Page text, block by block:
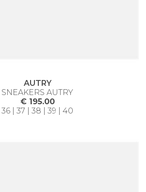
AUTRY
SNEAKERS AUTRY
€ 195.00
36 | 37 | 38 | 39 | 40